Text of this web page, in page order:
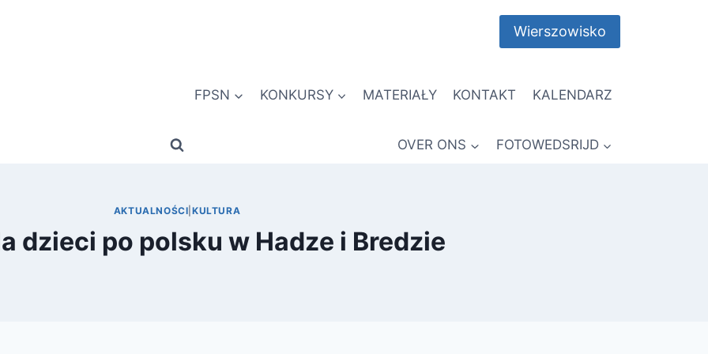
Wierszowisko
FPSN KONKURSY MATERIAŁY KONTAKT KALENDARZ
OVER ONS FOTOWEDSRIJD
AKTUALNOŚCI KULTURA
dzieci po polsku w Hadze i Bredzie